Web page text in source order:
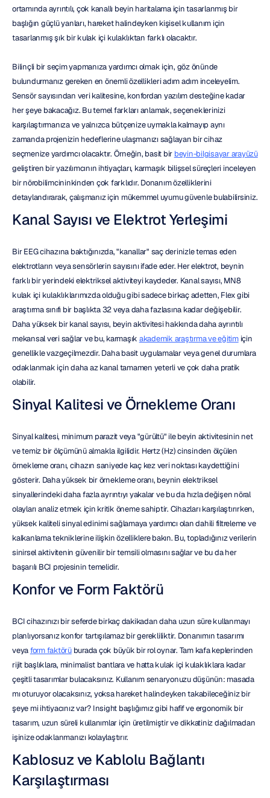
ortamında ayrıntılı, çok kanallı beyin haritalama için tasarlanmış bir
başlığın güçlü yanları, hareket halindeyken kişisel kullanım için
tasarlanmış şık bir kulak içi kulaklıktan farklı olacaktır.
Bilinçli bir seçim yapmanıza yardımcı olmak için, göz önünde
bulundurmanız gereken en önemli özellikleri adım adım inceleyelim.
Sensör sayısından veri kalitesine, konfordan yazılım desteğine kadar
her şeye bakacağız. Bu temel farkları anlamak, seçeneklerinizi
karşılaştırmanıza ve yalnızca bütçenize uymakla kalmayıp aynı
zamanda projenizin hedeflerine ulaşmanızı sağlayan bir cihaz
seçmenize yardımcı olacaktır. Örneğin, basit bir beyin-bilgisayar arayüzü
geliştiren bir yazılımcının ihtiyaçları, karmaşık bilişsel süreçleri inceleyen
bir nörobilimcininkinden çok farklıdır. Donanım özelliklerini
detaylandırarak, çalışmanız için mükemmel uyumu güvenle bulabilirsiniz.
Kanal Sayısı ve Elektrot Yerleşimi
Bir EEG cihazına baktığınızda, "kanallar" saç derinizle temas eden
elektrotların veya sensörlerin sayısını ifade eder. Her elektrot, beynin
farklı bir yerindeki elektriksel aktiviteyi kaydeder. Kanal sayısı, MN8
kulak içi kulaklıklarımızda olduğu gibi sadece birkaç adetten, Flex gibi
araştırma sınıfı bir başlıkta 32 veya daha fazlasına kadar değişebilir.
Daha yüksek bir kanal sayısı, beyin aktivitesi hakkında daha ayrıntılı
mekansal veri sağlar ve bu, karmaşık akademik araştırma ve eğitim için
genellikle vazgeçilmezdir. Daha basit uygulamalar veya genel durumlara
odaklanmak için daha az kanal tamamen yeterli ve çok daha pratik
olabilir.
Sinyal Kalitesi ve Örnekleme Oranı
Sinyal kalitesi, minimum parazit veya "gürültü" ile beyin aktivitesinin net
ve temiz bir ölçümünü almakla ilgilidir. Hertz (Hz) cinsinden ölçülen
örnekleme oranı, cihazın saniyede kaç kez veri noktası kaydettiğini
gösterir. Daha yüksek bir örnekleme oranı, beynin elektriksel
sinyallerindeki daha fazla ayrıntıyı yakalar ve bu da hızla değişen nöral
olayları analiz etmek için kritik öneme sahiptir. Cihazları karşılaştırırken,
yüksek kaliteli sinyal edinimi sağlamaya yardımcı olan dahili filtreleme ve
kalkanlama tekniklerine ilişkin özelliklere bakın. Bu, topladığınız verilerin
sinirsel aktivitenin güvenilir bir temsili olmasını sağlar ve bu da her
başarılı BCI projesinin temelidir.
Konfor ve Form Faktörü
BCI cihazınızı bir seferde birkaç dakikadan daha uzun süre kullanmayı
planlıyorsanız konfor tartışılamaz bir gerekliliktir. Donanımın tasarımı
veya form faktörü burada çok büyük bir rol oynar. Tam kafa keplerinden
rijit başlıklara, minimalist bantlara ve hatta kulak içi kulaklıklara kadar
çeşitli tasarımlar bulacaksınız. Kullanım senaryonuzu düşünün: masada
mı oturuyor olacaksınız, yoksa hareket halindeyken takabileceğiniz bir
şeye mi ihtiyacınız var? Insight başlığımız gibi hafif ve ergonomik bir
tasarım, uzun süreli kullanımlar için üretilmiştir ve dikkatiniz dağılmadan
işinize odaklanmanızı kolaylaştırır.
Kablosuz ve Kablolu Bağlantı
Karşılaştırması